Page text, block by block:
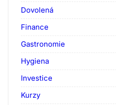
Dovolená
Finance
Gastronomie
Hygiena
Investice
Kurzy